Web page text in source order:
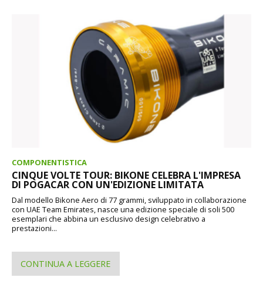
COMPONENTISTICA
CINQUE VOLTE TOUR: BIKONE CELEBRA L'IMPRESA
DI POGACAR CON UN'EDIZIONE LIMITATA
Dal modello Bikone Aero di 77 grammi, sviluppato in collaborazione
con UAE Team Emirates, nasce una edizione speciale di soli 500
esemplari che abbina un esclusivo design celebrativo a
prestazioni...
CONTINUA A LEGGERE